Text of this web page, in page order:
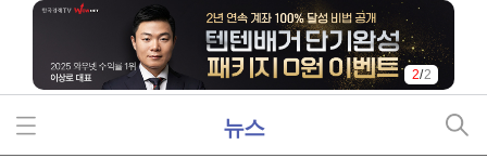
2/2
뉴스